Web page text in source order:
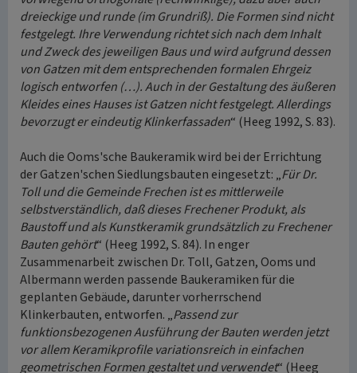
dreieckige und runde (im Grundriß). Die Formen sind nicht
festgelegt. Ihre Verwendung richtet sich nach dem Inhalt
und Zweck des jeweiligen Baus und wird aufgrund dessen
von Gatzen mit dem entsprechenden formalen Ehrgeiz
logisch entworfen (…). Auch in der Gestaltung des äußeren
Kleides eines Hauses ist Gatzen nicht festgelegt. Allerdings
bevorzugt er eindeutig Klinkerfassaden“ (Heeg 1992, S. 83).
Auch die Ooms'sche Baukeramik wird bei der Errichtung
der Gatzen'schen Siedlungsbauten eingesetzt: „Für Dr.
Toll und die Gemeinde Frechen ist es mittlerweile
selbstverständlich, daß dieses Frechener Produkt, als
Baustoff und als Kunstkeramik grundsätzlich zu Frechener
Bauten gehört“ (Heeg 1992, S. 84). In enger
Zusammenarbeit zwischen Dr. Toll, Gatzen, Ooms und
Albermann werden passende Baukeramiken für die
geplanten Gebäude, darunter vorherrschend
Klinkerbauten, entworfen. „Passend zur
funktionsbezogenen Ausführung der Bauten werden jetzt
vor allem Keramikprofile variationsreich in einfachen
geometrischen Formen gestaltet und verwendet“ (Heeg